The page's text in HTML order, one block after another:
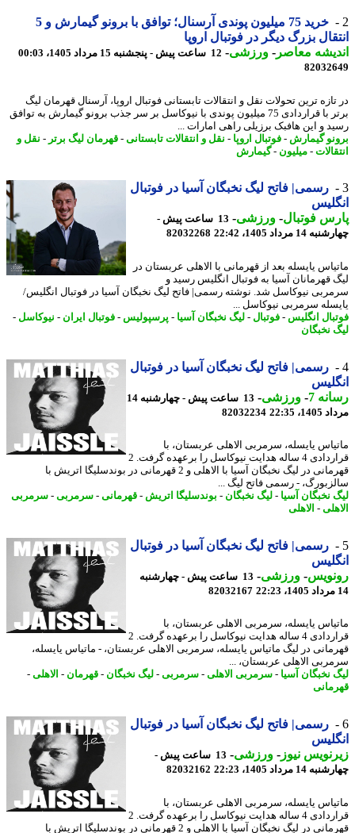
خرید 75 میلیون پوندی آرسنال؛ توافق با برونو گیمارش و 5
بزرگ دیگر در فوتبال اروپا
معاصر-ورزشی-12 ساعت پیش - پنجشنبه 15 مرداد 1405، 00:03
ترین تحولات نقل و انتقالات تابستانی فوتبال اروپا، آرسنال قهرمان لیگ
برتر با قراردادی 75 میلیون پوندی با نیوکاسل بر سر جذب برونو گیمارش به توافق
و این هافبک برزیلی راهی امارات ...
گیمارش-فوتبال اروپا - نقل و انتقالات تابستانی-قهرمان لیگ برتر - نقل و
-میلیون-گیمارش
رسمی| فاتح لیگ نخبگان آسیا در فوتبال
فوتبال-ورزشی-
13 ساعت پیش -
مرداد 1405، 22:42
82032268
یایسله بعد از قهرمانی با الاهلی عربستان در
قهرمانان آسیا به فوتبال انگلیس رسید و
نیوکاسل شد. نوشته رسمی| فاتح لیگ نخبگان آسیا در فوتبال انگلیس/
سرمربی نیوکاسل ...
انگلیس-فوتبال-لیگ نخبگان آسیا -پرسپولیس-فوتبال ایران - نیوکاسل-
نخبگان
رسمی| فاتح لیگ نخبگان آسیا در فوتبال
7
-ورزشی-
13 ساعت پیش - چهارشنبه 14
22:35
82032234
یایسله، سرمربی الاهلی عربستان، با
قراردادی 4 ساله هدایت نیوکاسل را برعهده گرفت. 2
قهرمانی در لیگ نخبگان آسیا با الاهلی و 2 قهرمانی در بوندسلیگا اتریش با
- رسمی فاتح لیگ ...
نخبگان آسیا -لیگ نخبگان-بوندسلیگا اتریش -قهرمانی-سرمربی- سرمربی
-الاهلی
رسمی| فاتح لیگ نخبگان آسیا در فوتبال
-ورزشی-
13 ساعت پیش - چهارشنبه
82032167
یایسله، سرمربی الاهلی عربستان، با
قراردادی 4 ساله هدایت نیوکاسل را برعهده گرفت. 2
در لیگ ماتیاس یایسله، سرمربی الاهلی عربستان، - ماتیاس یایسله،
الاهلی عربستان، ...
نخبگان آسیا -سرمربی الاهلی-سرمربی- لیگ نخبگان-قهرمان -الاهلی-
رسمی| فاتح لیگ نخبگان آسیا در فوتبال
نیوز-ورزشی-
13 ساعت پیش -
مرداد 1405، 22:23
82032162
یایسله، سرمربی الاهلی عربستان، با
قراردادی 4 ساله هدایت نیوکاسل را برعهده گرفت. 2
قهرمانی در لیگ نخبگان آسیا با الاهلی و 2 قهرمانی در بوندسلیگا اتریش با